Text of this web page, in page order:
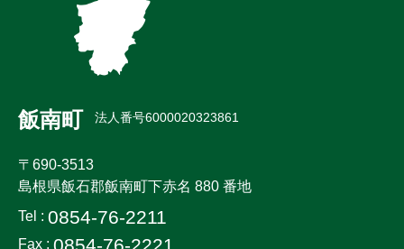
飯南町 法人番号6000020323861
〒690-3513
島根県飯石郡飯南町下赤名 880 番地
Tel : 0854-76-2211
Fax :